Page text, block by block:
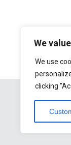
We
We use
clicking
©